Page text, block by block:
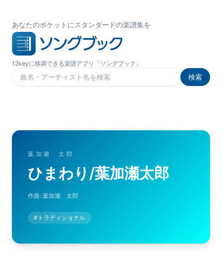
あなたのポケットにスタンダードの楽譜集を
12keyに移調できる楽譜アプリ「ソングブック」
楽曲を検索
検索
葉加瀬 太郎
ひまわり/葉加瀬太郎
作曲: 葉加瀬 太郎
# トラディショナル